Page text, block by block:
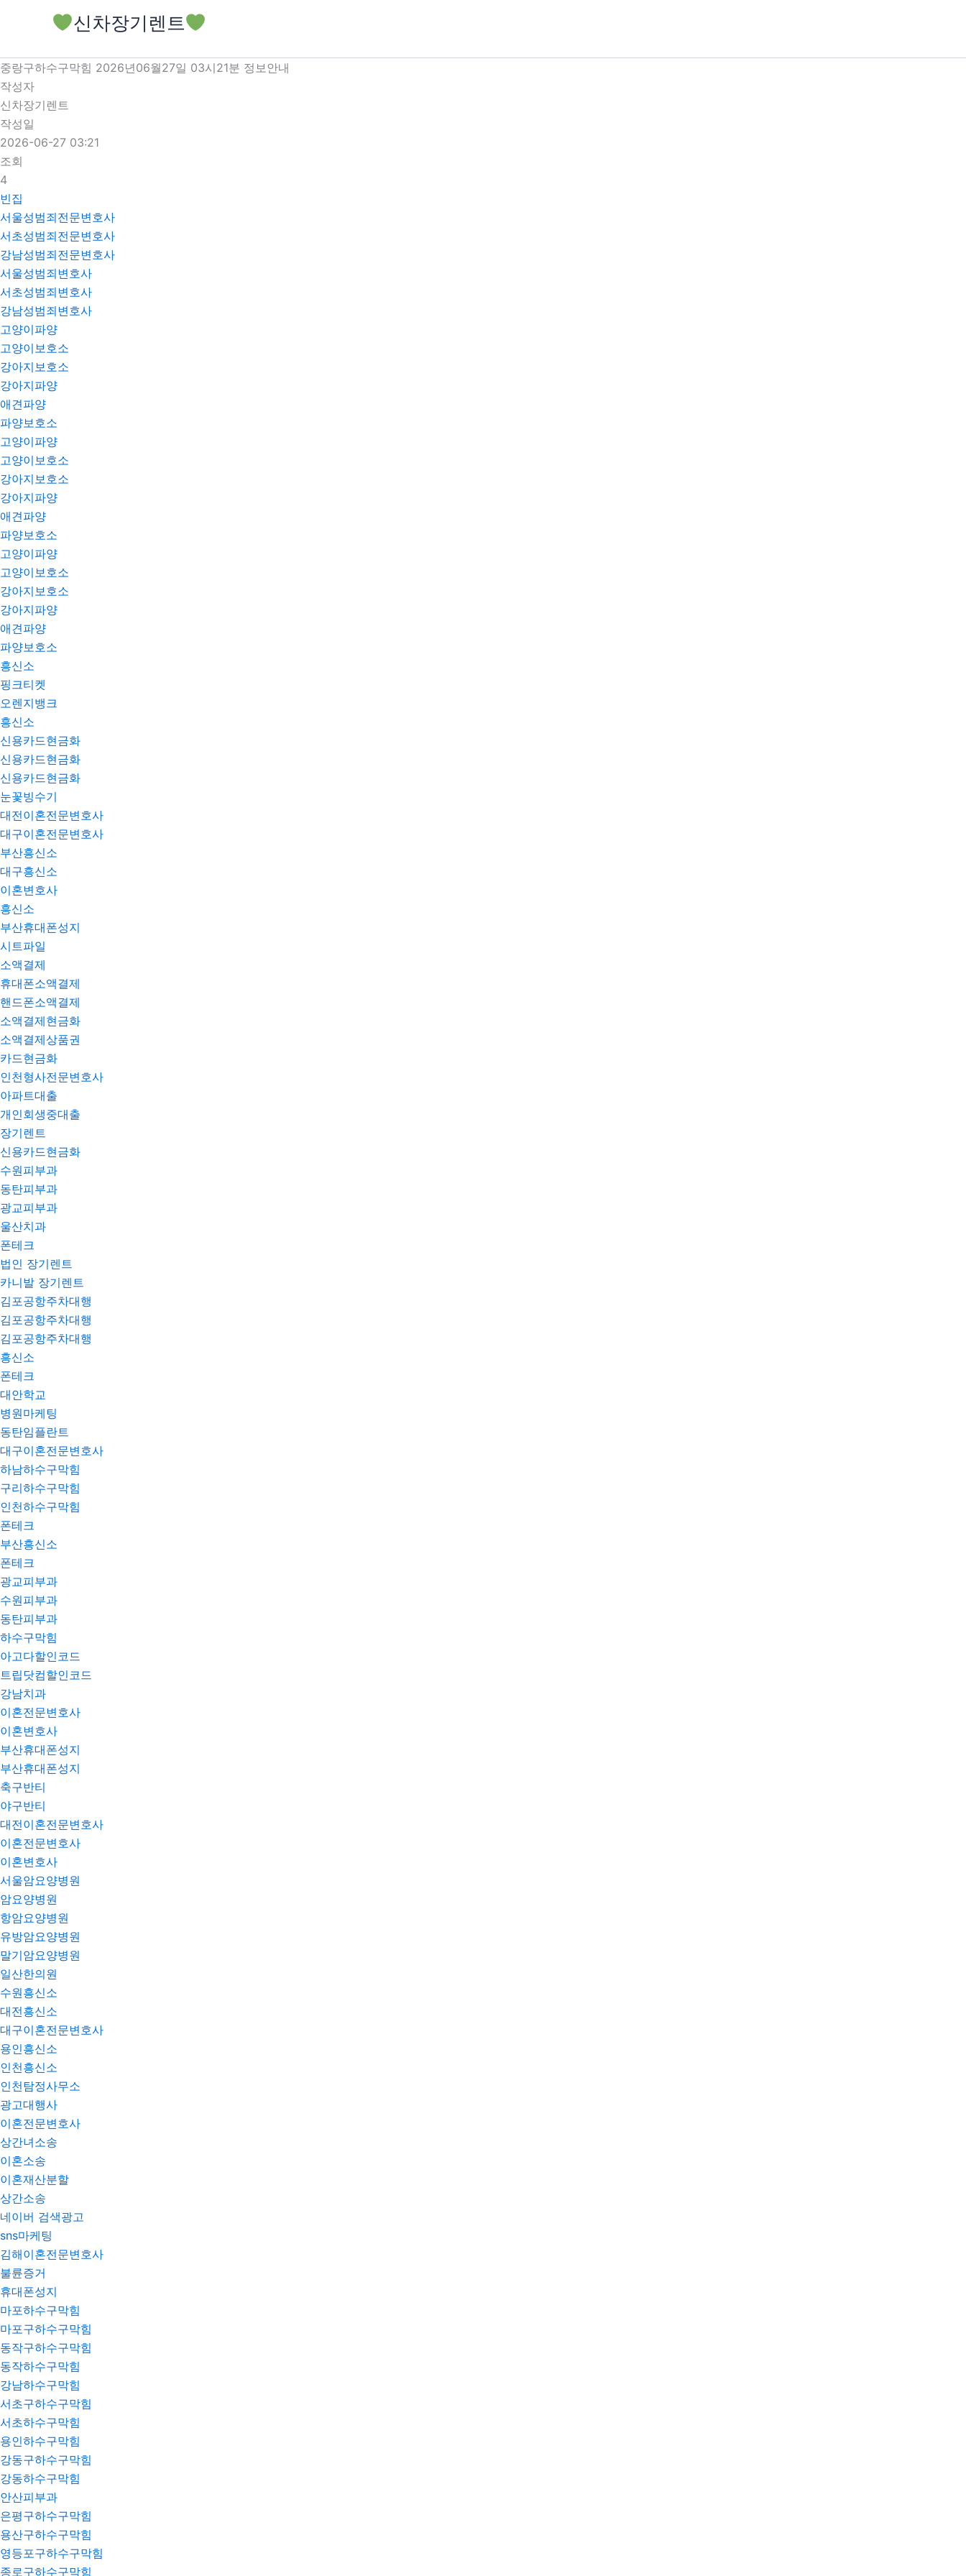
로
건
너
뛰
기
신차장기렌트
중랑구하수구막힘 2026년06월27일 03시21분 정보안내
작성자
신차장기렌트
작성일
2026-06-27 03:21
조회
4
빈집
서울성범죄전문변호사
서초성범죄전문변호사
강남성범죄전문변호사
서울성범죄변호사
서초성범죄변호사
강남성범죄변호사
고양이파양
고양이보호소
강아지보호소
강아지파양
애견파양
파양보호소
고양이파양
고양이보호소
강아지보호소
강아지파양
애견파양
파양보호소
고양이파양
고양이보호소
강아지보호소
강아지파양
애견파양
파양보호소
흥신소
핑크티켓
오렌지뱅크
흥신소
신용카드현금화
신용카드현금화
신용카드현금화
눈꽃빙수기
대전이혼전문변호사
대구이혼전문변호사
부산흥신소
대구흥신소
이혼변호사
흥신소
부산휴대폰성지
시트파일
소액결제
휴대폰소액결제
핸드폰소액결제
소액결제현금화
소액결제상품권
카드현금화
인천형사전문변호사
아파트대출
개인회생중대출
장기렌트
신용카드현금화
수원피부과
동탄피부과
광교피부과
울산치과
폰테크
법인 장기렌트
카니발 장기렌트
김포공항주차대행
김포공항주차대행
김포공항주차대행
흥신소
폰테크
대안학교
병원마케팅
동탄임플란트
대구이혼전문변호사
하남하수구막힘
구리하수구막힘
인천하수구막힘
폰테크
부산흥신소
폰테크
광교피부과
수원피부과
동탄피부과
하수구막힘
아고다할인코드
트립닷컴할인코드
강남치과
이혼전문변호사
이혼변호사
부산휴대폰성지
부산휴대폰성지
축구반티
야구반티
대전이혼전문변호사
이혼전문변호사
이혼변호사
서울암요양병원
암요양병원
항암요양병원
유방암요양병원
말기암요양병원
일산한의원
수원흥신소
대전흥신소
대구이혼전문변호사
용인흥신소
인천흥신소
인천탐정사무소
광고대행사
이혼전문변호사
상간녀소송
이혼소송
이혼재산분할
상간소송
네이버 검색광고
sns마케팅
김해이혼전문변호사
불륜증거
휴대폰성지
마포하수구막힘
마포구하수구막힘
동작구하수구막힘
동작하수구막힘
강남하수구막힘
서초구하수구막힘
서초하수구막힘
용인하수구막힘
강동구하수구막힘
강동하수구막힘
안산피부과
은평구하수구막힘
용산구하수구막힘
영등포구하수구막힘
종로구하수구막힘